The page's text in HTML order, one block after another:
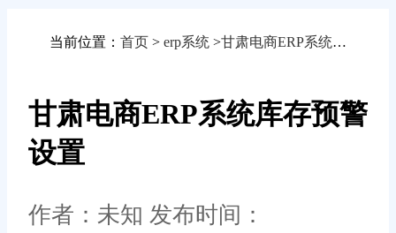
当前位置： 首页 > erp系统 >甘肃电商ERP系统库存预警设置
甘肃电商ERP系统库存预警
设置
作者：未知 发布时间：